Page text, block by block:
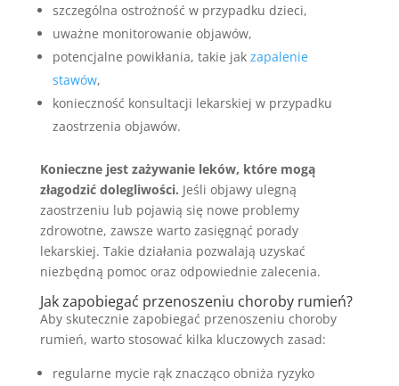
szczególna ostrożność w przypadku dzieci,
uważne monitorowanie objawów,
potencjalne powikłania, takie jak zapalenie
stawów,
konieczność konsultacji lekarskiej w przypadku
zaostrzenia objawów.
Konieczne jest zażywanie leków, które mogą
złagodzić dolegliwości. Jeśli objawy ulegną
zaostrzeniu lub pojawią się nowe problemy
zdrowotne, zawsze warto zasięgnąć porady
lekarskiej. Takie działania pozwalają uzyskać
niezbędną pomoc oraz odpowiednie zalecenia.
Jak zapobiegać przenoszeniu choroby rumień?
Aby skutecznie zapobiegać przenoszeniu choroby
rumień, warto stosować kilka kluczowych zasad:
regularne mycie rąk znacząco obniża ryzyko